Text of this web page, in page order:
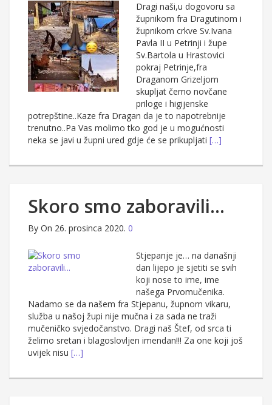
Dragi naši,u dogovoru sa
župnikom fra Dragutinom i
župnikom crkve Sv.Ivana
Pavla II u Petrinji i župe
Sv.Bartola u Hrastovici
pokraj Petrinje,fra
Draganom Grizeljom
skupljat čemo novčane
priloge i higijenske
potrepštine..Kaze fra Dragan da je to napotrebnije
trenutno..Pa Vas molimo tko god je u mogućnosti
neka se javi u župni ured gdje će se prikupljati […]
Skoro smo zaboravili…
By On 26. prosinca 2020. 0
Stjepanje je… na današnji
dan lijepo je sjetiti se svih
koji nose to ime, ime
našega Prvomučenika.
Nadamo se da našem fra Stjepanu, župnom vikaru,
služba u našoj župi nije mučna i za sada ne traži
mučeničko svjedočanstvo. Dragi naš Štef, od srca ti
želimo sretan i blagoslovljen imendan!!! Za one koji još
uvijek nisu […]